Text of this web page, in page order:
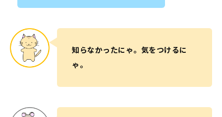
知らなかったにゃ。気をつけるに
ゃ。